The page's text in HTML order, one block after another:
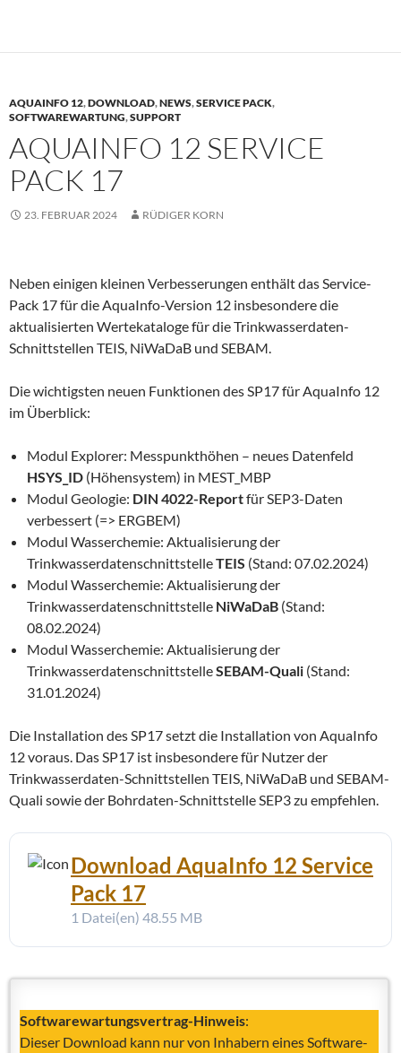
AQUAINFO 12,DOWNLOAD,NEWS,SERVICE PACK,
SOFTWAREWARTUNG,SUPPORT
AQUAINFO 12 SERVICE
PACK 17
23. FEBRUAR 2024 RÜDIGER KORN
Neben einigen kleinen Verbesserungen enthält das Service-
Pack 17 für die AquaInfo-Version 12 insbesondere die
aktualisierten Wertekataloge für die Trinkwasserdaten-
Schnittstellen TEIS, NiWaDaB und SEBAM.
Die wichtigsten neuen Funktionen des SP17 für AquaInfo 12
im Überblick:
Modul Explorer: Messpunkthöhen – neues Datenfeld
HSYS_ID (Höhensystem) in MEST_MBP
Modul Geologie: DIN 4022-Reportfür SEP3-Daten
verbessert (=> ERGBEM)
Modul Wasserchemie: Aktualisierung der
TrinkwasserdatenschnittstelleTEIS (Stand: 07.02.2024)
Modul Wasserchemie: Aktualisierung der
Trinkwasserdatenschnittstelle NiWaDaB (Stand:
08.02.2024)
Modul Wasserchemie: Aktualisierung der
TrinkwasserdatenschnittstelleSEBAM-Quali (Stand:
31.01.2024)
Die Installation des SP17 setzt die Installation von AquaInfo
12 voraus. Das SP17 ist insbesondere für Nutzer der
Trinkwasserdaten-Schnittstellen TEIS, NiWaDaB und SEBAM-
Quali sowie der Bohrdaten-Schnittstelle SEP3 zu empfehlen.
Download AquaInfo 12 Service
Pack 17
1 Datei(en) 48.55 MB
Softwarewartungsvertrag-Hinweis:
Dieser Download kann nur von Inhabern eines Software-